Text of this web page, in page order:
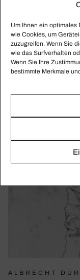
Um Ihnen ein optimales
wie Cookies, um
zuzugreifen. Wenn Sie
wie das Surfverhalten
Wenn Sie Ihre
bestimmte Merkmale
ALBRECHT